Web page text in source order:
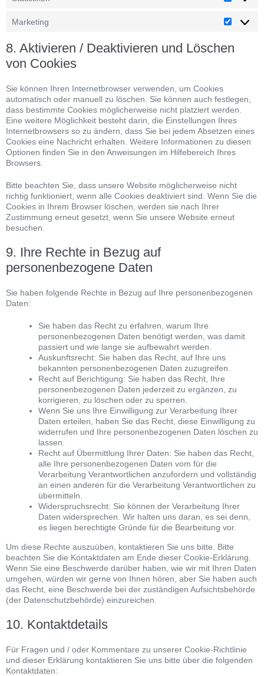
Marketing
8. Aktivieren / Deaktivieren und Löschen
von Cookies
Sie können Ihren Internetbrowser verwenden, um Cookies
automatisch oder manuell zu löschen. Sie können auch festlegen,
dass bestimmte Cookies möglicherweise nicht platziert werden.
Eine weitere Möglichkeit besteht darin, die Einstellungen Ihres
Internetbrowsers so zu ändern, dass Sie bei jedem Absetzen eines
Cookies eine Nachricht erhalten. Weitere Informationen zu diesen
Optionen finden Sie in den Anweisungen im Hilfebereich Ihres
Browsers.
Bitte beachten Sie, dass unsere Website möglicherweise nicht
richtig funktioniert, wenn alle Cookies deaktiviert sind. Wenn Sie die
Cookies in Ihrem Browser löschen, werden sie nach Ihrer
Zustimmung erneut gesetzt, wenn Sie unsere Website erneut
besuchen.
9. Ihre Rechte in Bezug auf
personenbezogene Daten
Sie haben folgende Rechte in Bezug auf Ihre personenbezogenen
Daten:
Sie haben das Recht zu erfahren, warum Ihre
personenbezogenen Daten benötigt werden, was damit
passiert und wie lange sie aufbewahrt werden.
Auskunftsrecht: Sie haben das Recht, auf Ihre uns
bekannten personenbezogenen Daten zuzugreifen.
Recht auf Berichtigung: Sie haben das Recht, Ihre
personenbezogenen Daten jederzeit zu ergänzen, zu
korrigieren, zu löschen oder zu sperren.
Wenn Sie uns Ihre Einwilligung zur Verarbeitung Ihrer
Daten erteilen, haben Sie das Recht, diese Einwilligung zu
widerrufen und Ihre personenbezogenen Daten löschen zu
lassen.
Recht auf Übermittlung Ihrer Daten: Sie haben das Recht,
alle Ihre personenbezogenen Daten vom für die
Verarbeitung Verantwortlichen anzufordern und vollständig
an einen anderen für die Verarbeitung Verantwortlichen zu
übermitteln.
Widerspruchsrecht: Sie können der Verarbeitung Ihrer
Daten widersprechen. Wir halten uns daran, es sei denn,
es liegen berechtigte Gründe für die Bearbeitung vor.
Um diese Rechte auszuüben, kontaktieren Sie uns bitte. Bitte
beachten Sie die Kontaktdaten am Ende dieser Cookie-Erklärung.
Wenn Sie eine Beschwerde darüber haben, wie wir mit Ihren Daten
umgehen, würden wir gerne von Ihnen hören, aber Sie haben auch
das Recht, eine Beschwerde bei der zuständigen Aufsichtsbehörde
(der Datenschutzbehörde) einzureichen.
10. Kontaktdetails
Für Fragen und / oder Kommentare zu unserer Cookie-Richtlinie
und dieser Erklärung kontaktieren Sie uns bitte über die folgenden
Kontaktdaten: